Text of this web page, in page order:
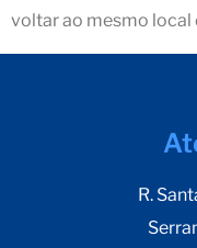
voltar ao mesmo local
R.